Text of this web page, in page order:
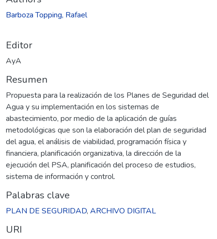
Barboza Topping, Rafael
Editor
AyA
Resumen
Propuesta para la realización de los Planes de Seguridad del
Agua y su implementación en los sistemas de
abastecimiento, por medio de la aplicación de guías
metodológicas que son la elaboración del plan de seguridad
del agua, el análisis de viabilidad, programación física y
financiera, planificación organizativa, la dirección de la
ejecución del PSA, planificación del proceso de estudios,
sistema de información y control.
Palabras clave
PLAN DE SEGURIDAD, ARCHIVO DIGITAL
URI